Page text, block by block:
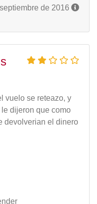
de 2016
vuelo se reteazo, y
dijeron que como
devolverian el dinero